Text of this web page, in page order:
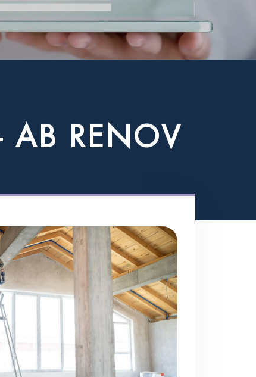
AB RENOV